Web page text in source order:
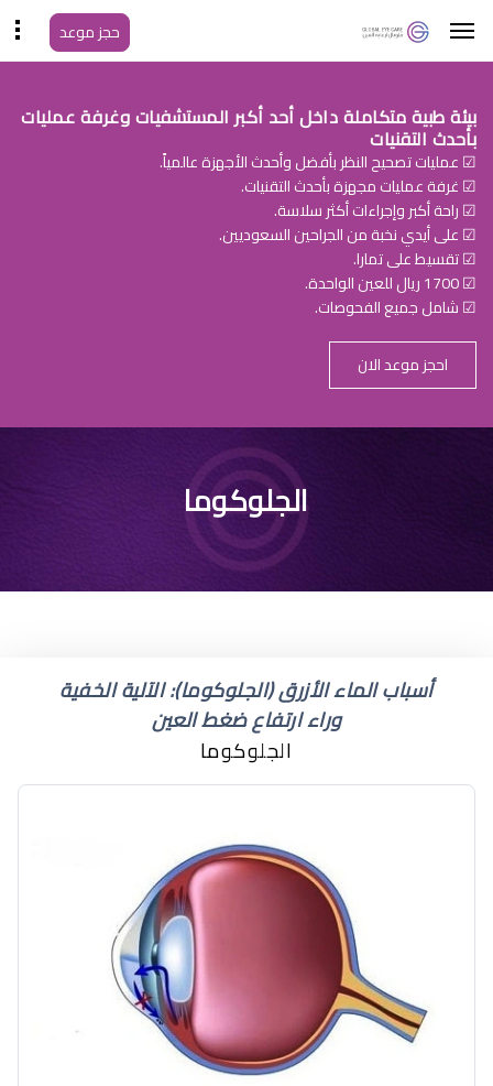
حجز موعد
بيئة طبية متكاملة داخل أحد أكبر المستشفيات وغرفة عمليات
بأحدث التقنيات
☑ عمليات تصحيح النظر بأفضل وأحدث الأجهزة عالمياً.
☑ غرفة عمليات مجهزة بأحدث التقنيات.
☑ راحة أكبر وإجراءات أكثر سلاسة.
☑ على أيدي نخبة من الجراحين السعوديين.
☑ تقسيط على تمارا.
☑ 1700 ريال للعين الواحدة.
☑ شامل جميع الفحوصات.
احجز موعد الان
اسعار قطرات ضغط العين
الجلوكوما
أسباب الماء الأزرق (الجلوكوما): الآلية الخفية
وراء ارتفاع ضغط العين
الجلوكوما